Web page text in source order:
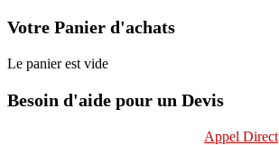
Votre Panier d'achats
Le panier est vide
Besoin d'aide pour un Devis
Appel Direct